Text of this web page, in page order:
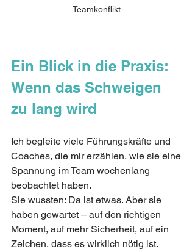
Teamkonflikt.
Ein Blick in die Praxis:
Wenn das Schweigen
zu lang wird
Ich begleite viele Führungskräfte und
Coaches, die mir erzählen, wie sie eine
Spannung im Team wochenlang
beobachtet haben.
Sie wussten: Da ist etwas. Aber sie
haben gewartet – auf den richtigen
Moment, auf mehr Sicherheit, auf ein
Zeichen, dass es wirklich nötig ist.